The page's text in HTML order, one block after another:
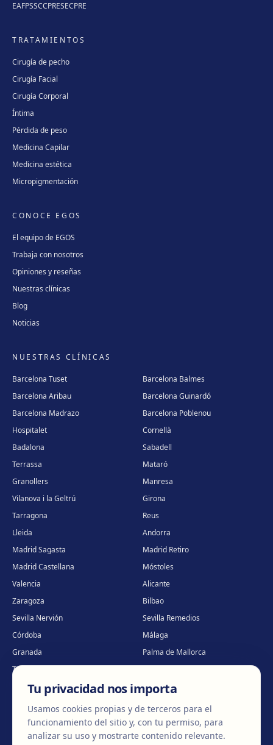
EAFPSSCCPRESECPRE
TRATAMIENTOS
Cirugía de pecho
Cirugía Facial
Cirugía Corporal
Íntima
Pérdida de peso
Medicina Capilar
Medicina estética
Micropigmentación
CONOCE EGOS
El equipo de EGOS
Trabaja con nosotros
Opiniones y reseñas
Nuestras clínicas
Blog
Noticias
NUESTRAS CLÍNICAS
Barcelona Tuset
Barcelona Balmes
Barcelona Aribau
Barcelona Guinardó
Barcelona Madrazo
Barcelona Poblenou
Hospitalet
Cornellà
Badalona
Sabadell
Terrassa
Mataró
Granollers
Manresa
Vilanova i la Geltrú
Girona
Tarragona
Reus
Lleida
Andorra
Madrid Sagasta
Madrid Retiro
Madrid Castellana
Móstoles
Valencia
Alicante
Zaragoza
Bilbao
Sevilla Nervión
Sevilla Remedios
Córdoba
Málaga
Granada
Palma de Mallorca
Tenerife
Portugal · Famalicão
Portugal · Guimarães
Clínica virtual
Tu privacidad nos importa
Usamos cookies propias y de terceros para el
funcionamiento del sitio y, con tu permiso, para
analizar su uso y mostrarte contenido relevante.